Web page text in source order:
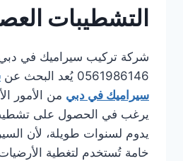
التشطيبات
شركة تركيب سيراميك في
0561986146 يُعد البحث عن
سيراميك في دبي من الأمور
يرغب في الحصول على
يدوم لسنوات طويلة، لأن
خامة تُستخدم لتغطية